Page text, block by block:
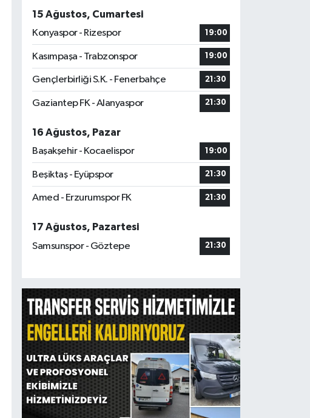
15 Ağustos, Cumartesi
Konyaspor - Rizespor
19:00
Kasımpaşa - Trabzonspor 19:00
Gençlerbirliği S.K. - Fenerbahçe 21:30
Gaziantep FK - Alanyaspor 21:30
16 Ağustos, Pazar
Başakşehir - Kocaelispor
19:00
Beşiktaş - Eyüpspor 21:30
Amed - Erzurumspor FK 21:30
17 Ağustos, Pazartesi
Samsunspor - Göztepe
21:30